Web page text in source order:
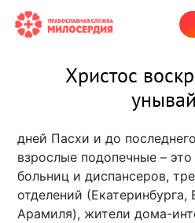
Христос
дней Пасхи и до
взрослые подопечные –
больниц и диспансеров,
отделений
Арамиля), жители дома-